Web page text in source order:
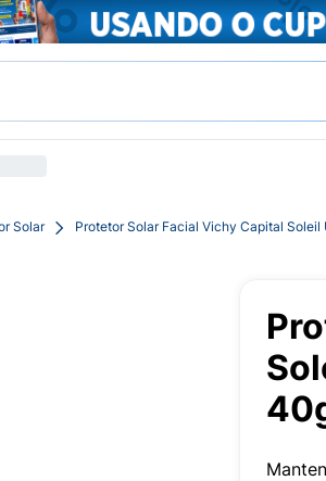
Solar Protetor Solar Facial Vichy Capital Soleil